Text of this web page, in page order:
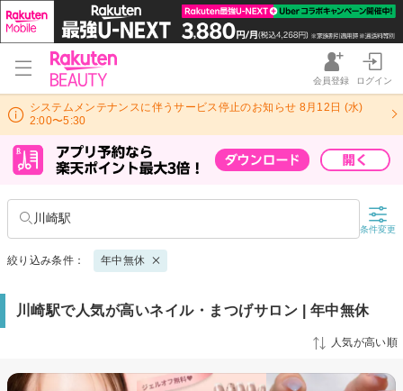
会員登録 ログイン
システムメンテナンスに伴うサービス停止のお知らせ 8月12日 (水)
2:00〜5:30
川崎駅
条件変更
絞り込み条件： 年中無休
川崎駅で人気が高いネイル・まつげサロン | 年中無休
人気が高い順